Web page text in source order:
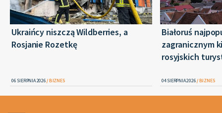
Ukraińcy niszczą Wildberries, a
Rosjanie Rozetkę
06 SIERPNIA 2026 BIZNES
Białoruś
zagranicznym
rosyjskich
04 SIERPNIA 2026 BIZNES